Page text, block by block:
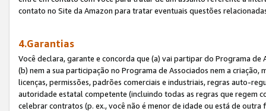
contato no Site da Amazon para tratar eventuais questões
4.Garantias
Você declara, garante e concorda que (a) vai partipar do Programa
(b) nem a sua participação no Programa de Associados nem a
licenças, permissões, padrões comerciais e industriais, regras auto-
autoridade estatal competente (incluindo todas as regras que regem
celebrar contratos (p. ex., você não é menor de idade ou está de